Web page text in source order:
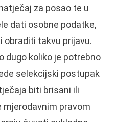
za posao te u
dati osobne podatke,
takvu prijavu.
dugo koliko je potrebno
selekcijski postupak
biti brisani ili
mjerodavnim pravom